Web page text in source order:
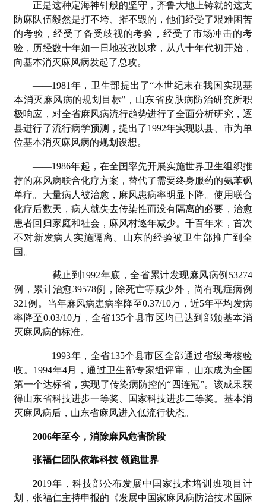
正是这种定海神针般的坚守，齐鲁大地上铸就的这支
防麻队伍毅然是打不垮、摧不毁的，他们经受了艰难困苦
的考验，经受了备受歧视的考验，经受了市场冲击的考
验，历经数十年如一日地孜孜以求，从八十年代初开始，
向基本消灭麻风病发起了总攻。
——1981年，卫生部提出了“本世纪末在我国实现基
本消灭麻风病的规划目标”，山东省皮肤病防治研究所积
极响应，对全省麻风病流行趋势进行了全面分析研究，逐
县进行了流行病学预测，提出了1992年实现以县、市为单
位基本消灭麻风病的规划设想。
——1986年起，在全国率先开展实施世界卫生组织推
荐的麻风病联合化疗方案，替代了需要终身服药的氨苯砜
单疗。大量病人被治愈，麻风患病率明显下降。使用联合
化疗后数天，病人就失去传染性而没有隔离的必要，治愈
患者回归家庭和社会，麻风村逐年减少。千百年来，首次
不对新发病人实施隔离。山东的经验被卫生部推广到全
国。
——截止到1992年底，全省累计发现麻风病例53274
例，累计治愈39578例，除死亡等减少外，尚有现症病例
321例。当年麻风病患病率降至0.37/10万，近5年平均发病
率降至0.03/10万，全省135个县市区均已达到部颁基本消
灭麻风病的标准。
——1993年，全省135个县市区全部通过省级考核验
收。1994年4月，通过卫生部专家组评审，山东成为全国
第一个达标省，实现了传染病防控的“四连冠”。该成果获
得山东省科技进步一等奖、国家科技进步二等奖。基本消
灭麻风病后，山东省麻风进入低流行状态。
2006年至今，消除麻风危害阶段
张福仁团队依靠科技 领跑世界
2019年，科技部公布发展中国家技术培训班项目计
划，张福仁主持申报的《发展中国家麻风病防治技术国际